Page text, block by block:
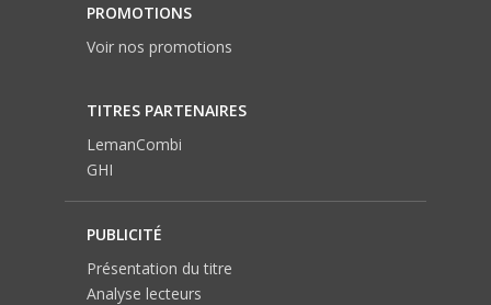
PROMOTIONS
Voir nos promotions
TITRES PARTENAIRES
LemanCombi
GHI
PUBLICITÉ
Présentation du titre
Analyse lecteurs